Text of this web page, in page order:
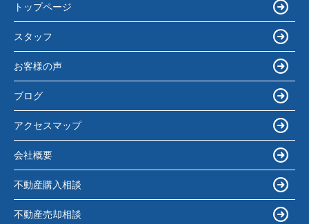
トップページ
スタッフ
お客様の声
ブログ
アクセスマップ
会社概要
不動産購入相談
不動産売却相談